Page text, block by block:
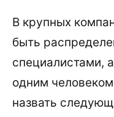
В крупных
быть
специалистами,
одним
назвать